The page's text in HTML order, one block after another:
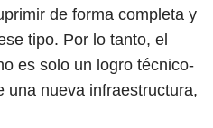
de forma completa y
tipo. Por lo tanto, el
es solo un logro técnico-
una nueva infraestructura,